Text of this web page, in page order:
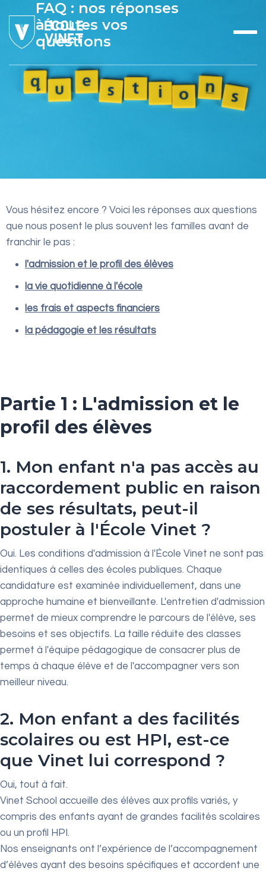
FAQ : nos réponses
à toutes vos
questions
Vous hésitez encore ? Voici les réponses aux questions
que nous posent le plus souvent les familles avant de
franchir le pas :
l'admission et le profil des élèves
la vie quotidienne à l'école
les frais et aspects financiers
la pédagogie et les résultats
Partie 1 : L'admission et le
profil des élèves
1. Mon enfant n'a pas accès au
raccordement public en raison
de ses résultats, peut-il
postuler à l'École Vinet ?
Oui. Les conditions d'admission à l'École Vinet ne sont pas
identiques à celles des écoles publiques. Chaque
candidature est examinée individuellement, dans une
approche humaine et bienveillante. L'entretien d'admission
permet de mieux comprendre le parcours de l'élève, ses
besoins et ses objectifs. La taille réduite des classes
permet à l'équipe pédagogique de consacrer plus de
temps à chaque élève et de l'accompagner vers son
meilleur niveau.
2. Mon enfant a des facilités
scolaires ou est HPI, est-ce
que Vinet lui correspond ?
Oui, tout à fait.
Vinet School accueille des élèves aux profils variés, y
compris des enfants ayant de grandes facilités scolaires
ou un profil HPI.
Nos enseignants ont l’expérience de l’accompagnement
d’élèves ayant des besoins spécifiques et accordent une